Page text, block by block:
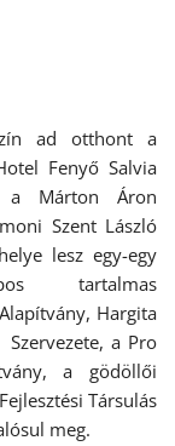
ad otthont a
Fenyő Salvia
a Márton Áron
Szent László
lesz egy-egy
tartalmas
Hargita
Szervezete, a Pro
a gödöllői
Társulás
meg.